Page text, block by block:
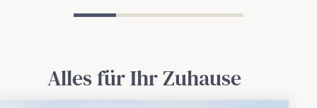
Alles für Ihr Zuhause